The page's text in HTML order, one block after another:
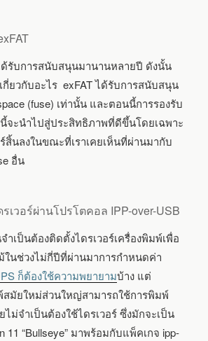
ด้รับการสนับสนุนมานานหลายปี ดังนั้น
ยวกับอะไร exFAT ได้รับการสนับสนุน
(fuse) เท่านั้น และตอนนี้การรองรับ
นี้จะนำไปสู่ประสิทธิภาพที่ดีขึ้นโดยเฉพาะ
สิ้นลงในขณะที่เราเคยเห็นที่ผ่านมากับ
อื่น
เวอร์ผ่านโปรโตคอล IPP-over-USB
ำเป็นต้องติดตั้งไดรเวอร์เครื่องพิมพ์เพื่อ
ในช่วงไม่กี่ปีที่ผ่านมาการกำหนดค่า
ก็ต้องใช้ความพยายามบ้าง แต่
สมัยใหม่ส่วนใหญ่สามารถใช้การพิมพ์
ไม่จำเป็นต้องใช้ไดรเวอร์ ซึ่งมักจะเป็น
11 “Bullseye” มาพร้อมกับแพ็คเกจ ipp-